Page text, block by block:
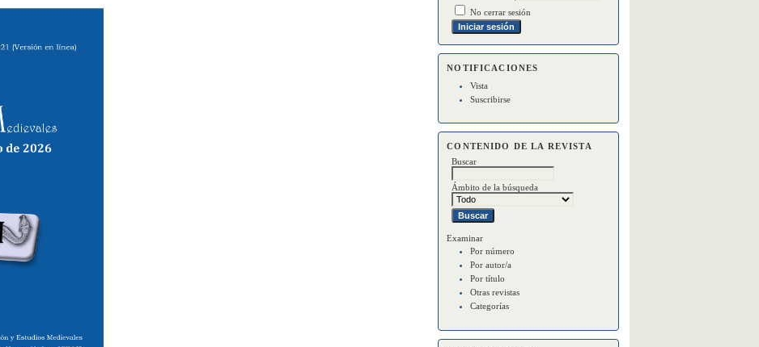
No cerrar sesión
NOTIFICACIONES
Vista
Suscribirse
CONTENIDO DE LA REVISTA
Buscar
Ámbito de la búsqueda
Examinar
Por número
Por autor/a
Por título
Otras revistas
Categorías